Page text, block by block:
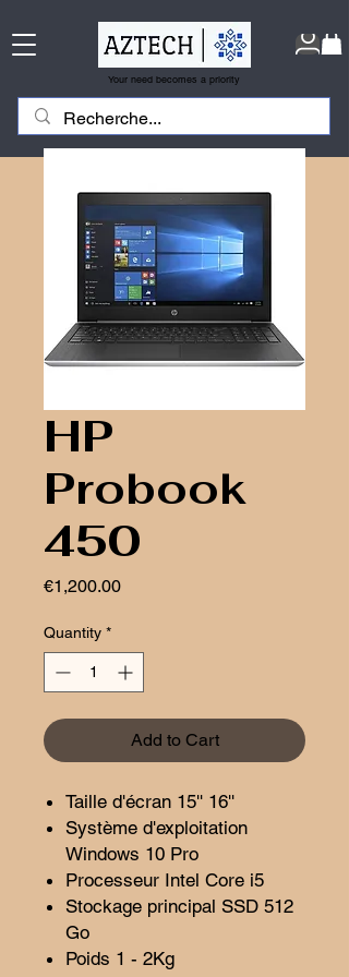
Your need becomes a priority
HP
Probook
450
€1,200.00Price
Quantity *
Add to Cart
Taille d'écran 15'' 16''
Système d'exploitation
Windows 10 Pro
Processeur Intel Core i5
Stockage principal SSD 512
Go
Poids 1 - 2Kg